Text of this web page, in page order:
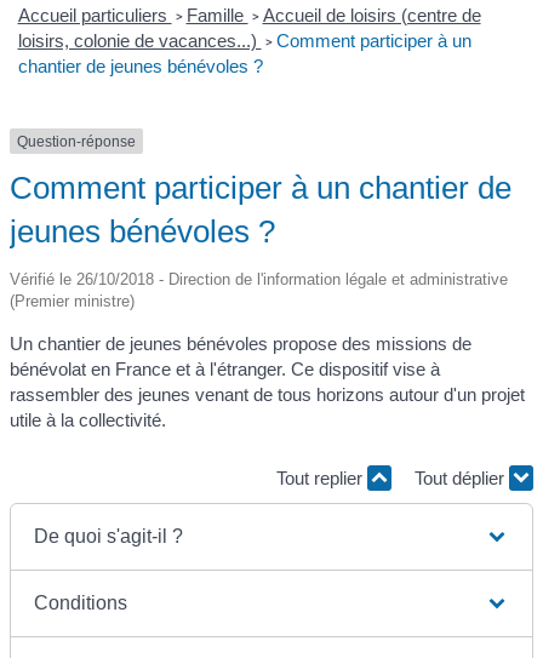
Accueil particuliers > Famille > Accueil de loisirs (centre de
loisirs, colonie de vacances...) > Comment participer à un
chantier de jeunes bénévoles ?
Question-réponse
Comment participer à un chantier de
jeunes bénévoles ?
Vérifié le 26/10/2018 - Direction de l'information légale et administrative
(Premier ministre)
Un chantier de jeunes bénévoles propose des missions de
bénévolat en France et à l'étranger. Ce dispositif vise à
rassembler des jeunes venant de tous horizons autour d'un projet
utile à la collectivité.
Tout replier Tout déplier
De quoi s'agit-il ?
Conditions